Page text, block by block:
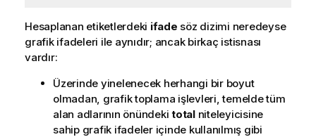
Hesaplanan etiketlerdeki ifade söz dizimi neredeyse
grafik ifadeleri ile aynıdır; ancak birkaç istisnası
vardır:
Üzerinde yinelenecek herhangi bir boyut
olmadan, grafik toplama işlevleri, temelde tüm
alan adlarının önündeki totalniteleyicisine
sahip grafik ifadeler içinde kullanılmış gibi